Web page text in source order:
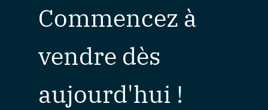
Commencez à
vendre dès
aujourd'hui !